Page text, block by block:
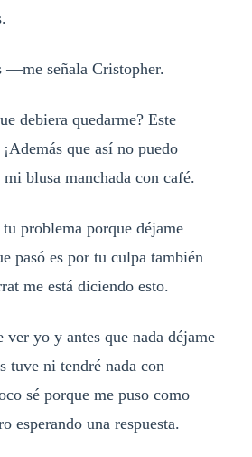
señala Cristopher.
debiera quedarme? Este
que así no puedo
blusa manchada con café.
problema porque déjame
pasó es por tu culpa también
me está diciendo esto.
yo y antes que nada déjame
tuve ni tendré nada con
sé porque me puso como
esperando una respuesta.